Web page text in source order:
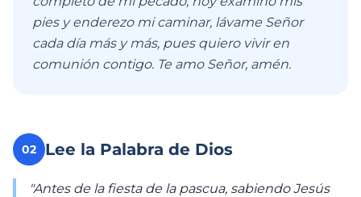
pies y enderezo mi caminar, lávame Señor
cada día más y más, pues quiero vivir en
comunión contigo. Te amo Señor, amén.
02 Lee la Palabra de Dios
"Antes de la fiesta de la pascua, sabiendo Jesús